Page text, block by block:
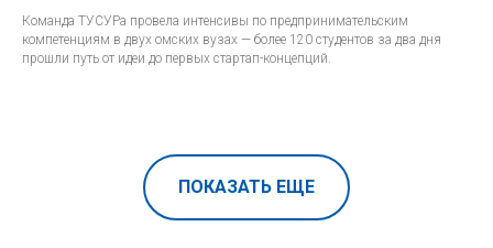
Команда ТУСУРа провела интенсивы по предпринимательским
компетенциям в двух омских вузах — более 120 студентов за два дня
прошли путь от идеи до первых стартап-концепций.
ПОКАЗАТЬ ЕЩЕ